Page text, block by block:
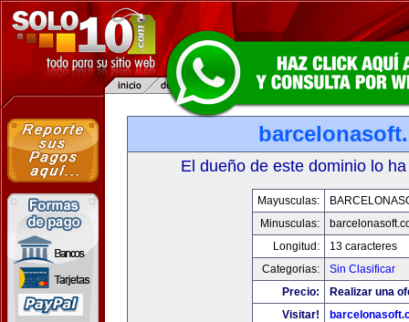
El dueño de este dominio lo
Mayusculas:
Minusculas:
Longitud:
13 caracteres
Categorias:
Sin Clasificar
Precio:
Realizar una
Visitar!